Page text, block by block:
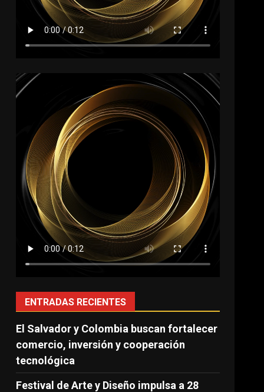
ENTRADAS RECIENTES
El Salvador y Colombia buscan fortalecer
comercio, inversión y cooperación
tecnológica
Festival de Arte y Diseño impulsa a 28